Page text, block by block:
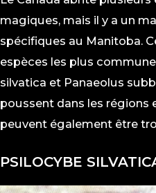
magiques, mais il y a un
spécifiques au Manitoba.
espèces les plus
silvatica et Panaeolus
poussent dans les régions
peuvent également être
PSILOCYBE